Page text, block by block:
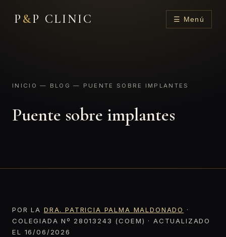
P &P CLINIC ☰ Menú
INICIO — BLOG — PUENTE SOBRE IMPLANTES
Puente sobre implantes
POR LA DRA. PATRICIA PALMA MALDONADO
·
COLEGIADA Nº 28013243 (COEM) · ACTUALIZADO
EL 16/06/2026